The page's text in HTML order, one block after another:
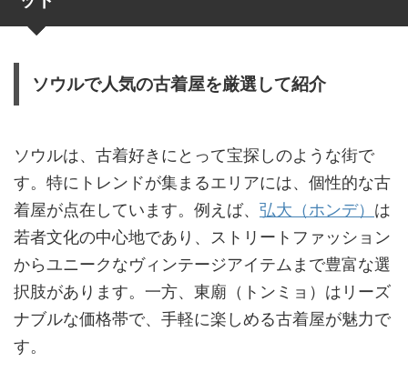
ソウルで人気の古着屋を厳選して紹介
ソウルは、古着好きにとって宝探しのような街で
す。特にトレンドが集まるエリアには、個性的な古
着屋が点在しています。例えば、 弘大（ホンデ） は
若者文化の中心地であり、ストリートファッション
からユニークなヴィンテージアイテムまで豊富な選
択肢があります。一方、東廟（トンミョ）はリーズ
ナブルな価格帯で、手軽に楽しめる古着屋が魅力で
す。